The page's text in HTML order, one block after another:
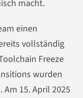
macht.
einen
vollständig
Freeze
wurden
15. April 2025